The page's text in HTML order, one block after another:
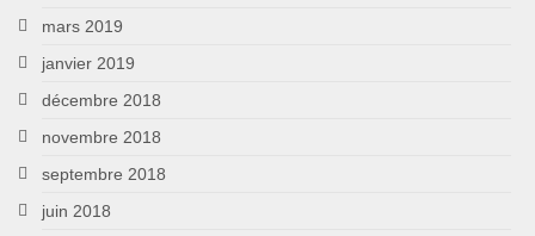
mars 2019
janvier 2019
décembre 2018
novembre 2018
septembre 2018
juin 2018